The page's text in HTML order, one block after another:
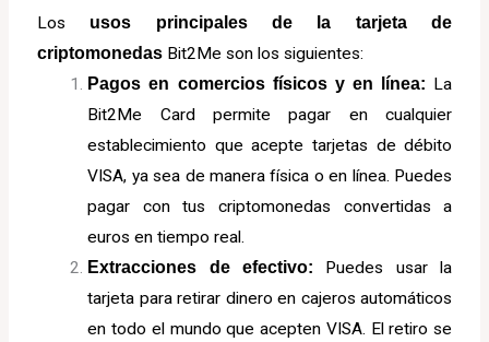
Los usos principales de la tarjeta de
criptomonedasBit2Me son los siguientes:
Pagos en comercios físicos y en línea: La
Bit2Me Card permite pagar en cualquier
establecimiento que acepte tarjetas de débito
VISA, ya sea de manera física o en línea. Puedes
pagar con tus criptomonedas convertidas a
euros en tiempo real.
Extracciones de efectivo: Puedes usar la
tarjeta para retirar dinero en cajeros automáticos
en todo el mundo que acepten VISA. El retiro se